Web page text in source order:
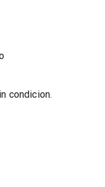
condicion.